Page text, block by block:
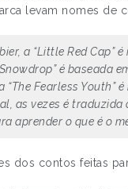
levam nomes de
, a “Little Red Cap”
é baseada
“The Fearless Youth”
as vezes é traduzida
aprender o que é o
dos contos feitas